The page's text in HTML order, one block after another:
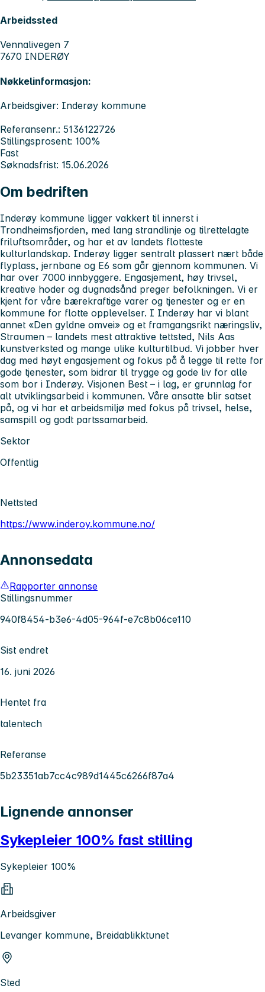
Arbeidssted
Vennalivegen 7
7670 INDERØY
Nøkkelinformasjon:
Arbeidsgiver: Inderøy kommune
Referansenr.: 5136122726
Stillingsprosent: 100%
Fast
Søknadsfrist: 15.06.2026
Om bedriften
Inderøy kommune ligger vakkert til innerst i
Trondheimsfjorden, med lang strandlinje og tilrettelagte
friluftsområder, og har et av landets flotteste
kulturlandskap. Inderøy ligger sentralt plassert nært både
flyplass, jernbane og E6 som går gjennom kommunen. Vi
har over 7000 innbyggere. Engasjement, høy trivsel,
kreative hoder og dugnadsånd preger befolkningen. Vi er
kjent for våre bærekraftige varer og tjenester og er en
kommune for flotte opplevelser. I Inderøy har vi blant
annet «Den gyldne omvei» og et framgangsrikt næringsliv,
Straumen – landets mest attraktive tettsted, Nils Aas
kunstverksted og mange ulike kulturtilbud. Vi jobber hver
dag med høyt engasjement og fokus på å legge til rette for
gode tjenester, som bidrar til trygge og gode liv for alle
som bor i Inderøy. Visjonen Best – i lag, er grunnlag for
alt utviklingsarbeid i kommunen. Våre ansatte blir satset
på, og vi har et arbeidsmiljø med fokus på trivsel, helse,
samspill og godt partssamarbeid.
Sektor
Offentlig
Nettsted
https://www.inderoy.kommune.no/
Annonsedata
Rapporter annonse
Stillingsnummer
940f8454-b3e6-4d05-964f-e7c8b06ce110
Sist endret
16. juni 2026
Hentet fra
talentech
Referanse
5b23351ab7cc4c989d1445c6266f87a4
Lignende annonser
Sykepleier 100% fast stilling
Sykepleier 100%
Arbeidsgiver
Levanger kommune, Breidablikktunet
Sted